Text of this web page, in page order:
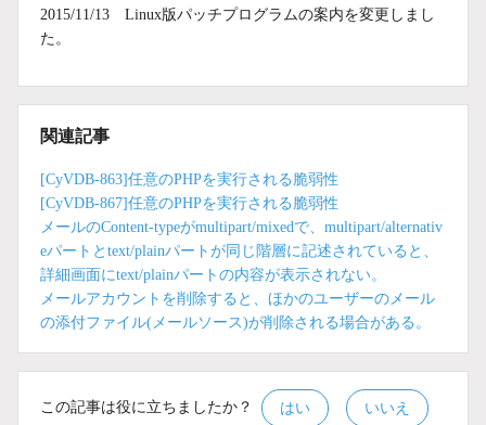
2015/11/13 Linux版パッチプログラムの案内を変更しまし
た。
関連記事
[CyVDB-863]任意のPHPを実行される脆弱性
[CyVDB-867]任意のPHPを実行される脆弱性
メールのContent-typeがmultipart/mixedで、multipart/alternativ
eパートとtext/plainパートが同じ階層に記述されていると、
詳細画面にtext/plainパートの内容が表示されない。
メールアカウントを削除すると、ほかのユーザーのメール
の添付ファイル(メールソース)が削除される場合がある。
この記事は役に立ちましたか？ はい いいえ